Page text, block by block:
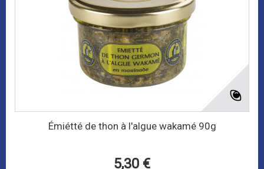
Émiétté de thon à l'algue wakamé 90g
5,30 €